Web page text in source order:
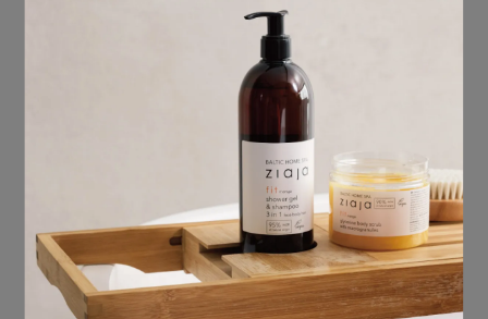
neboa 專業男性極致健髮
洗髮精300ml
NT$385
已售完
neboa 專業男性養護洗髮
沐浴二合一300 ml
NT$385
已售完